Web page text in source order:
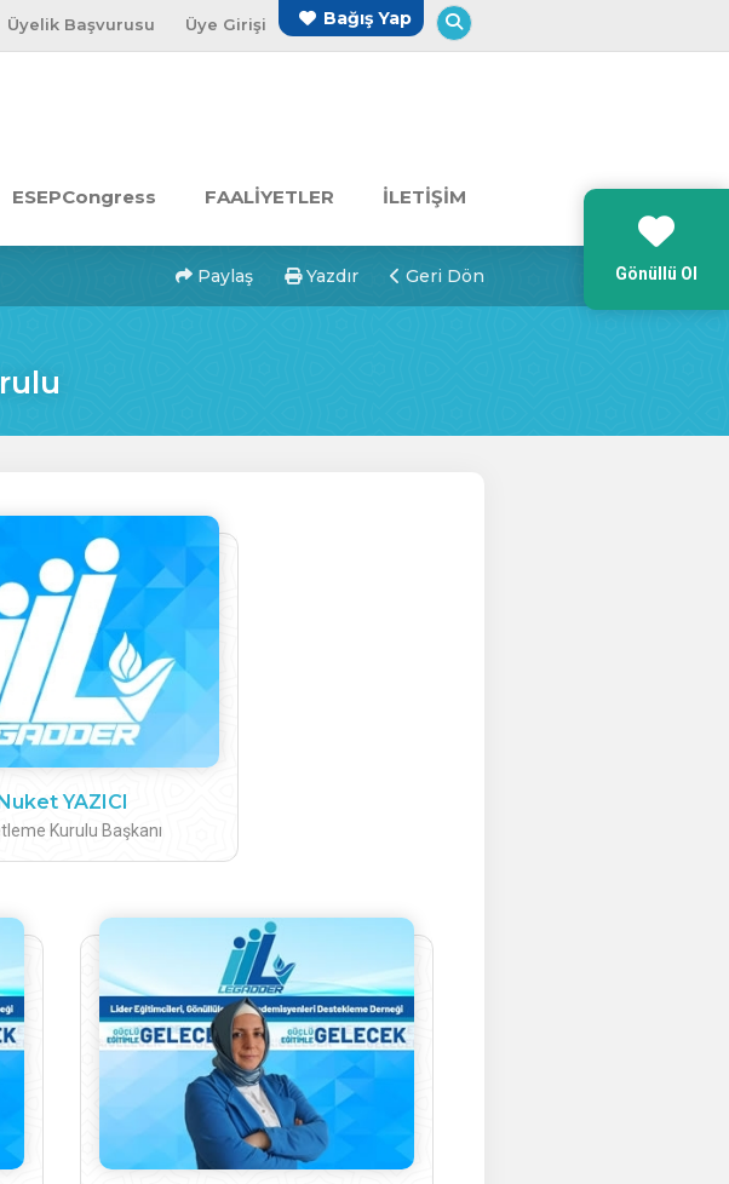
Üyelik Başvurusu Üye Girişi Bağış Yap
ESEPCongress FAALİYETLER İLETİŞİM
Paylaş Yazdır Geri Dön
YAZICI
Kurulu Başkanı
Gönüllü Ol